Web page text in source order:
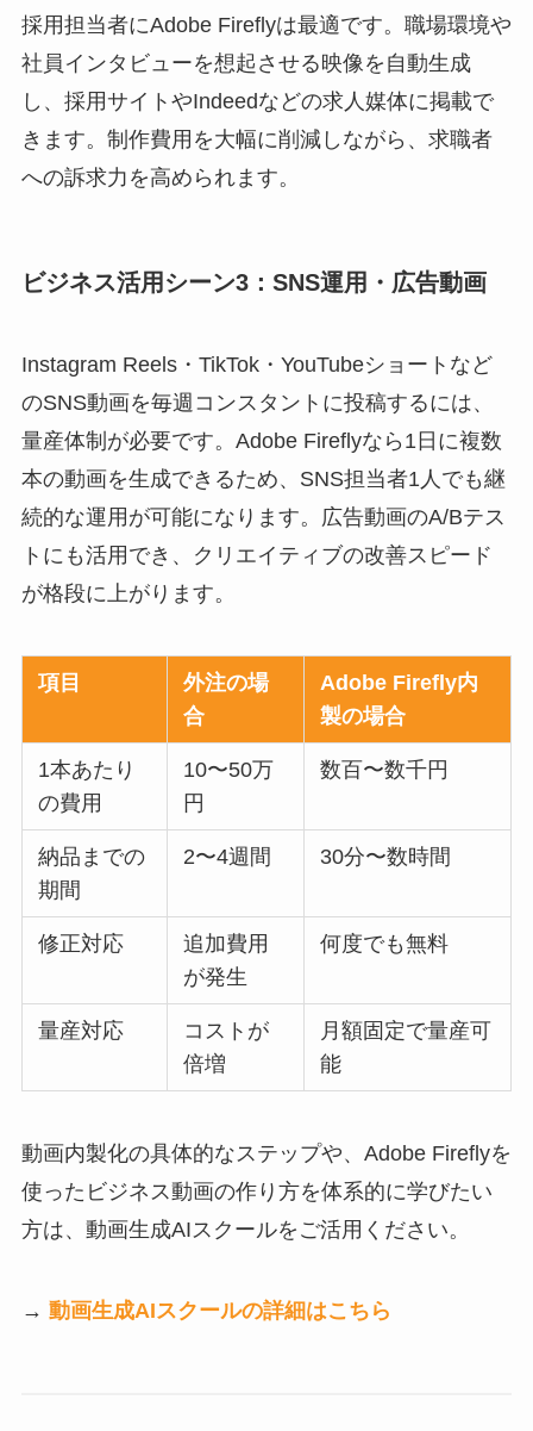
採用担当者にAdobe Fireflyは最適です。職場環境や
社員インタビューを想起させる映像を自動生成
し、採用サイトやIndeedなどの求人媒体に掲載で
きます。制作費用を大幅に削減しながら、求職者
への訴求力を高められます。
ビジネス活用シーン3：SNS運用・広告動画
Instagram Reels・TikTok・YouTubeショートなど
のSNS動画を毎週コンスタントに投稿するには、
量産体制が必要です。Adobe Fireflyなら1日に複数
本の動画を生成できるため、SNS担当者1人でも継
続的な運用が可能になります。広告動画のA/Bテス
トにも活用でき、クリエイティブの改善スピード
が格段に上がります。
項目
外注の場
合
Adobe Firefly内
製の場合
1本あたり
の費用
10〜50万
円
数百〜数千円
納品までの
期間
2〜4週間 30分〜数時間
修正対応
追加費用
が発生
何度でも無料
量産対応
コストが
倍増
月額固定で量産可
能
動画内製化の具体的なステップや、Adobe Fireflyを
使ったビジネス動画の作り方を体系的に学びたい
方は、動画生成AIスクールをご活用ください。
→ 動画生成AIスクールの詳細はこちら